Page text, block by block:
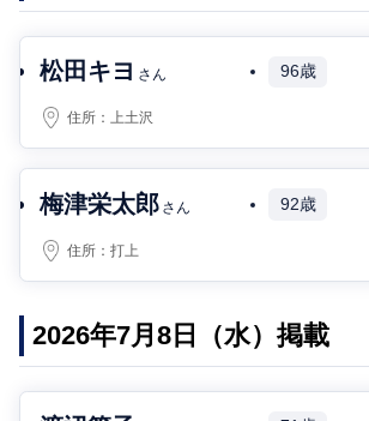
松田キヨ さん 96歳
住所：上土沢
梅津栄太郎 さん 92歳
住所：打上
2026年7月8日（水）掲載